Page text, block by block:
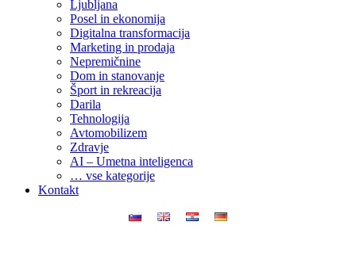
Ljubljana
Posel in ekonomija
Digitalna transformacija
Marketing in prodaja
Nepremičnine
Dom in stanovanje
Šport in rekreacija
Darila
Tehnologija
Avtomobilizem
Zdravje
AI – Umetna inteligenca
… vse kategorije
Kontakt